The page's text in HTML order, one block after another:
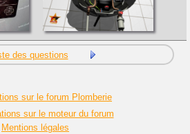
des questions
sur le forum Plomberie
sur le moteur du forum
Mentions légales